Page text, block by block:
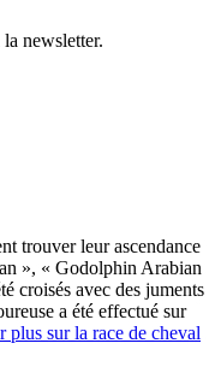
newsletter.
trouver leur ascendance
», « Godolphin Arabian
croisés avec des juments
a été effectué sur
plus sur la race de cheval